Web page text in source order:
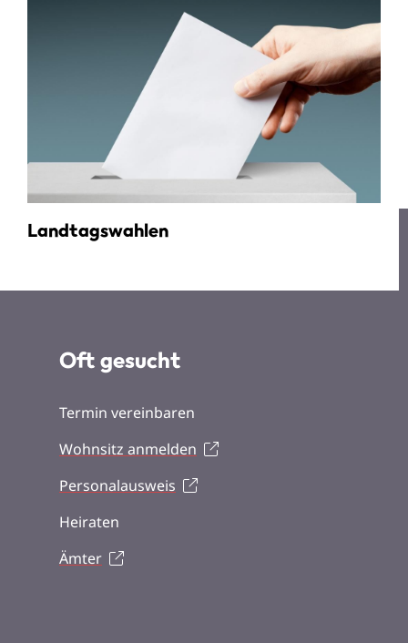
Landtagswahlen
Oft gesucht
Termin vereinbaren
Wohnsitz anmelden
Personalausweis
Heiraten
Ämter